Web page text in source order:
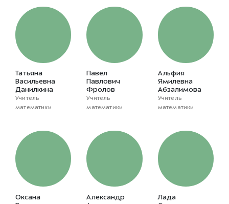
Татьяна
Васильевна
Данилкина
Учитель
математики
Павел
Павлович
Фролов
Учитель
математики
Альфия
Ямилевна
Абзалимова
Учитель
математики
Оксана
Александр
Лада